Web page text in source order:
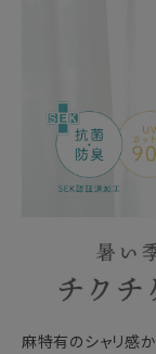
麻特有のシャリ感